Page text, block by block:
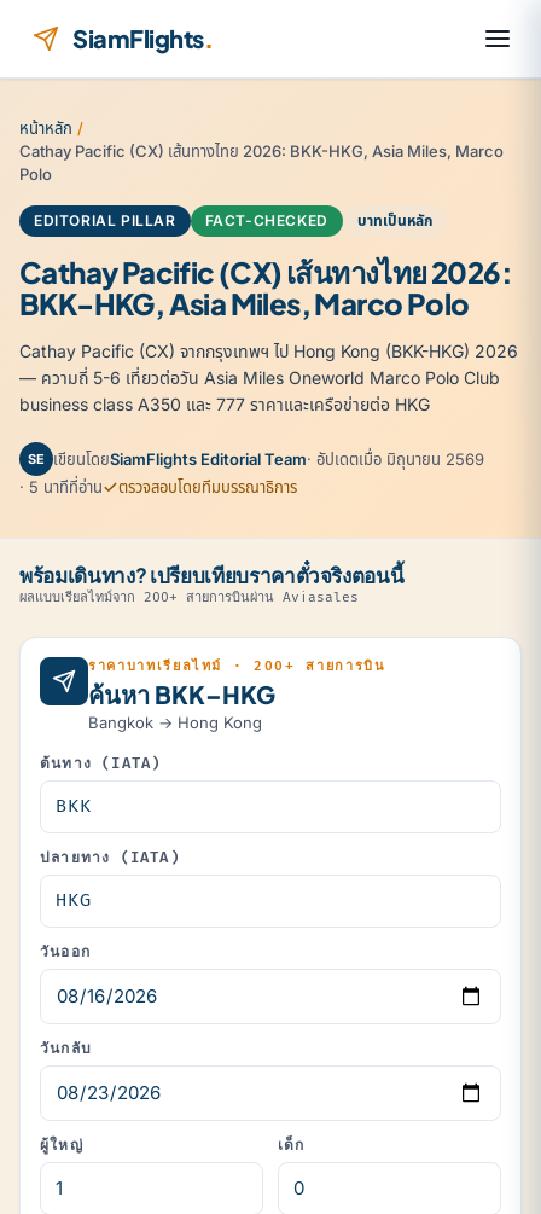
SiamFlights.
หน้าหลัก /
Cathay Pacific (CX) เส้นทางไทย 2026: BKK-HKG, Asia Miles, Marco
Polo
EDITORIAL PILLAR FACT-CHECKED บาทเป็นหลัก
Cathay Pacific (CX) เส้นทางไทย 2026:
BKK-HKG, Asia Miles, Marco Polo
Cathay Pacific (CX) จากกรุงเทพฯ ไป Hong Kong (BKK-HKG) 2026
— ความถี่ 5-6 เที่ยวต่อวัน Asia Miles Oneworld Marco Polo Club
business class A350 และ 777 ราคาและเครือข่ายต่อ HKG
SE เขียนโดยSiamFlights Editorial Team· อัปเดตเมื่อ มิถุนายน 2569
· 5 นาทีที่อ่าน
ตรวจสอบโดยทีมบรรณาธิการ
พร้อมเดินทาง? เปรียบเทียบราคาตั๋วจริงตอนนี้
ผลแบบเรียลไทม์จาก 200+ สายการบินผ่าน Aviasales
ราคาบาทเรียลไทม์ · 200+ สายการบิน
ค้นหา BKK–HKG
Bangkok → Hong Kong
ต้นทาง (IATA)
ปลายทาง (IATA)
วันออก
วันกลับ
ผู้ใหญ่ เด็ก